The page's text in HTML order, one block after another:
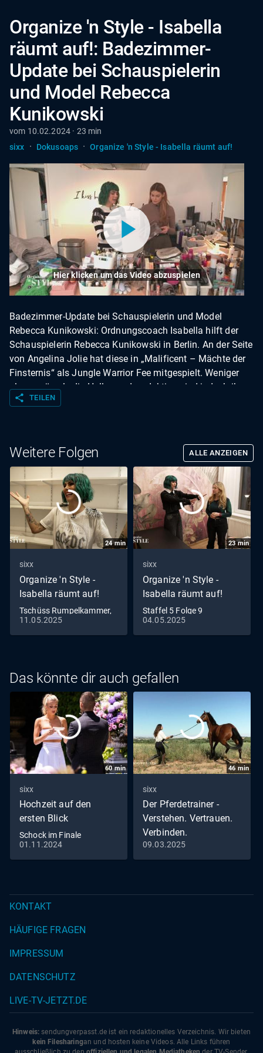
Organize 'n Style - Isabella
räumt auf!: Badezimmer-
Update bei Schauspielerin
und Model Rebecca
Kunikowski
vom 10.02.2024 · 23 min
sixx
· Dokusoaps · Organize 'n Style - Isabella räumt auf!
Hier klicken um das Video abzuspielen
Badezimmer-Update bei Schauspielerin und Model
Rebecca Kunikowski: Ordnungscoach Isabella hilft der
Schauspielerin Rebecca Kunikowski in Berlin. An der Seite
von Angelina Jolie hat diese in „Malificent – Mächte der
Finsternis“ als Jungle Warrior Fee mitgespielt. Weniger
glamourös als die Hollywoodproduktion sind jedoch ihre
beiden Badezimmer. Viel zu klein, schiefe Wände und
dem Mini-Badezimmer eine Wohlfühl-Oase, die auch die
Promi-Freunde begeistert.
share TEILEN
Weitere Folgen ALLE ANZEIGEN
24min
sixx
Organize 'n Style -
Isabella räumt auf!
Tschüss Rumpelkammer,
hallo Speisekammer
11.05.2025
23min
sixx
Organize 'n Style -
Isabella räumt auf!
Staffel 5 Folge 9
Herausgeputzt im Altbau
04.05.2025
Das könnte dir auch gefallen
60min
sixx
Hochzeit auf den
ersten Blick
Schock im Finale
01.11.2024
46min
sixx
Der Pferdetrainer -
Verstehen. Vertrauen.
Verbinden.
Unter der spanischen
Sonne: Raphael Dysli
09.03.2025
KONTAKT
HÄUFIGE FRAGEN
IMPRESSUM
DATENSCHUTZ
LIVE-TV-JETZT.DE
Hinweis: sendungverpasst.de ist ein redaktionelles Verzeichnis. Wir bieten
kein Filesharingan und hosten keine Videos. Alle Links führen